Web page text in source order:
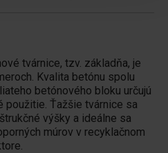
tvárnice, tzv. základňa, je
Kvalita betónu spolu
betónového bloku určujú
použitie. Ťažšie tvárnice sa
výšky a ideálne sa
múrov v recyklačnom